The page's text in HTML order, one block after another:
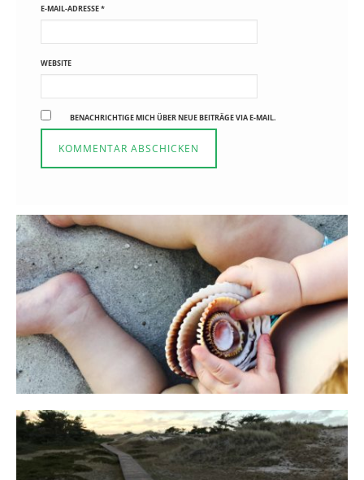
E-MAIL-ADRESSE*
WEBSITE
BENACHRICHTIGE MICH ÜBER NEUE BEITRÄGE VIA E-MAIL.
Reisen in der Elternzeit
16. SEPTEMBER 2019